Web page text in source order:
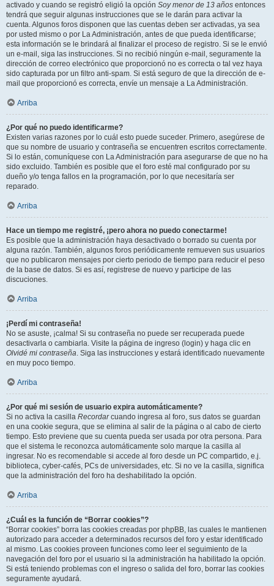
activado y cuando se registró eligió la opción Soy menor de 13 años entonces
tendrá que seguir algunas instrucciones que se le darán para activar la
cuenta. Algunos foros disponen que las cuentas deben ser activadas, ya sea
por usted mismo o por La Administración, antes de que pueda identificarse;
esta información se le brindará al finalizar el proceso de registro. Si se le envió
un e-mail, siga las instrucciones. Si no recibió ningún e-mail, seguramente la
dirección de correo electrónico que proporcionó no es correcta o tal vez haya
sido capturada por un filtro anti-spam. Si está seguro de que la dirección de e-
mail que proporcionó es correcta, envíe un mensaje a La Administración.
Arriba
¿Por qué no puedo identificarme?
Existen varias razones por lo cuál esto puede suceder. Primero, asegúrese de
que su nombre de usuario y contraseña se encuentren escritos correctamente.
Si lo están, comuníquese con La Administración para asegurarse de que no ha
sido excluido. También es posible que el foro esté mal configurado por su
dueño y/o tenga fallos en la programación, por lo que necesitaría ser
reparado.
Arriba
Hace un tiempo me registré, ¡pero ahora no puedo conectarme!
Es posible que la administración haya desactivado o borrado su cuenta por
alguna razón. También, algunos foros periódicamente remueven sus usuarios
que no publicaron mensajes por cierto periodo de tiempo para reducir el peso
de la base de datos. Si es así, registrese de nuevo y participe de las
discuciones.
Arriba
¡Perdí mi contraseña!
No se asuste, ¡calma! Si su contraseña no puede ser recuperada puede
desactivarla o cambiarla. Visite la página de ingreso (login) y haga clic en
Olvidé mi contraseña. Siga las instrucciones y estará identificado nuevamente
en muy poco tiempo.
Arriba
¿Por qué mi sesión de usuario expira automáticamente?
Si no activa la casilla Recordarcuando ingresa al foro, sus datos se guardan
en una cookie segura, que se elimina al salir de la página o al cabo de cierto
tiempo. Esto previene que su cuenta pueda ser usada por otra persona. Para
que el sistema le reconozca automáticamente solo marque la casilla al
ingresar. No es recomendable si accede al foro desde un PC compartido, e.j.
biblioteca, cyber-cafés, PCs de universidades, etc. Si no ve la casilla, significa
que la administración del foro ha deshabilitado la opción.
Arriba
¿Cuál es la función de “Borrar cookies”?
“Borrar cookies” borra las cookies creadas por phpBB, las cuales le mantienen
autorizado para acceder a determinados recursos del foro y estar identificado
al mismo. Las cookies proveen funciones como leer el seguimiento de la
navegación del foro por el usuario si la administración ha habilitado la opción.
Si está teniendo problemas con el ingreso o salida del foro, borrar las cookies
seguramente ayudará.